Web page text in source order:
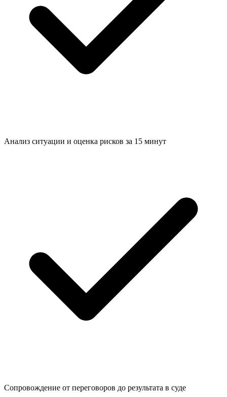
Анализ ситуации и оценка рисков за 15 минут
Сопровождение от переговоров до результата в суде